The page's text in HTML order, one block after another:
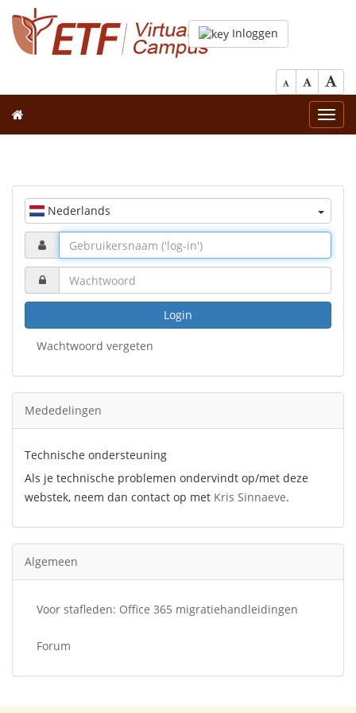
Inloggen
Nederlands
Login
Wachtwoord vergeten
Mededelingen
Technische ondersteuning
Als je technische problemen ondervindt op/met deze
webstek, neem dan contact op met Kris Sinnaeve.
Algemeen
Voor stafleden: Office 365 migratiehandleidingen
Forum